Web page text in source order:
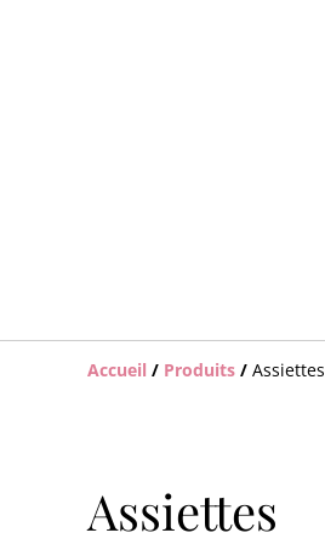
Accueil / Produits / Assiettes
Assiettes